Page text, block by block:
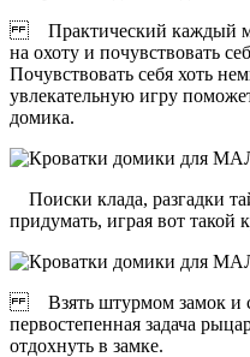
Практический каждый
на охоту и почувствовать
Почувствовать себя хоть
увлекательную игру
домика.
Поиски клада, разгадки
придумать, играя вот такой
Взять штурмом замок и
первостепенная задача
отдохнуть в замке.